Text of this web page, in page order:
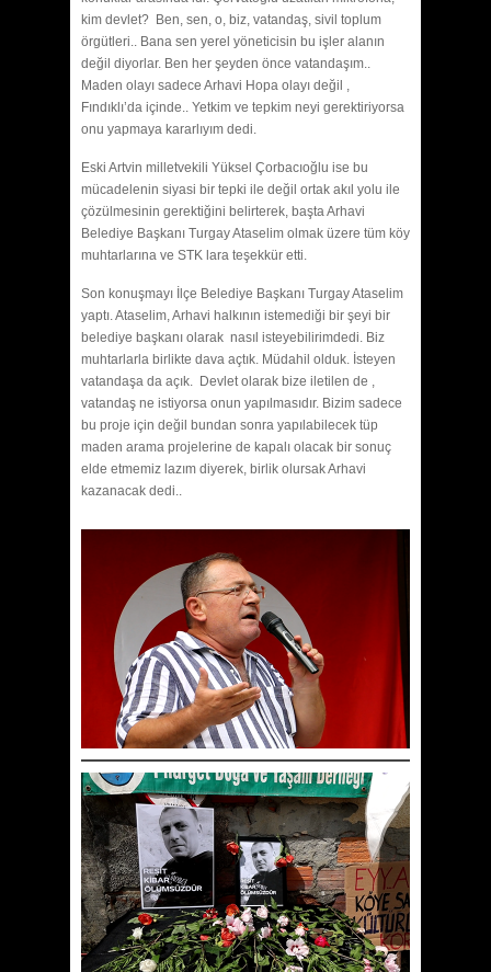
kim devlet? Ben, sen, o, biz, vatandaş, sivil toplum
örgütleri.. Bana sen yerel yöneticisin bu işler alanın
değil diyorlar. Ben her şeyden önce vatandaşım..
Maden olayı sadece Arhavi Hopa olayı değil ,
Fındıklı’da içinde.. Yetkim ve tepkim neyi gerektiriyorsa
onu yapmaya kararlıyım dedi.
Eski Artvin milletvekili Yüksel Çorbacıoğlu ise bu
mücadelenin siyasi bir tepki ile değil ortak akıl yolu ile
çözülmesinin gerektiğini belirterek, başta Arhavi
Belediye Başkanı Turgay Ataselim olmak üzere tüm köy
muhtarlarına ve STK lara teşekkür etti.
Son konuşmayı İlçe Belediye Başkanı Turgay Ataselim
yaptı. Ataselim, Arhavi halkının istemediği bir şeyi bir
belediye başkanı olarak nasıl isteyebilirimdedi. Biz
muhtarlarla birlikte dava açtık. Müdahil olduk. İsteyen
vatandaşa da açık. Devlet olarak bize iletilen de ,
vatandaş ne istiyorsa onun yapılmasıdır. Bizim sadece
bu proje için değil bundan sonra yapılabilecek tüp
maden arama projelerine de kapalı olacak bir sonuç
elde etmemiz lazım diyerek, birlik olursak Arhavi
kazanacak dedi..